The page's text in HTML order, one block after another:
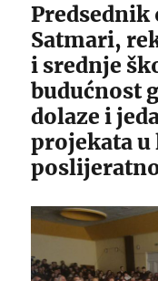
Satmari,
i srednje
budućnost
dolaze i
projekata